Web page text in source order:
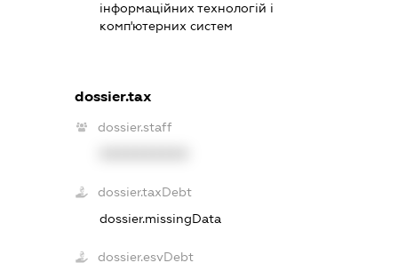
інформаційних технологій і
комп'ютерних систем
dossier.tax
dossier.staff
dossier.taxDebt
dossier.missingData
dossier.esvDebt